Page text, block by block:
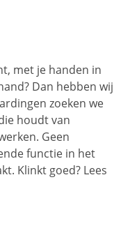
met je handen in
Dan hebben wij
zoeken we
houdt van
Geen
functie in het
Klinkt goed? Lees